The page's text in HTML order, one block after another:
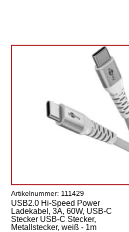
Artikelnummer: 111429
USB2.0 Hi-Speed Power
Ladekabel, 3A, 60W, USB-C
Stecker USB-C Stecker,
Metallstecker, weiß - 1m